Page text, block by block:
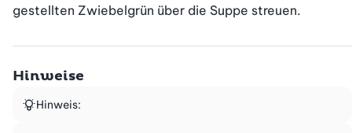
gestellten Zwiebelgrün über die Suppe streuen.
Hinweise
Hinweis: